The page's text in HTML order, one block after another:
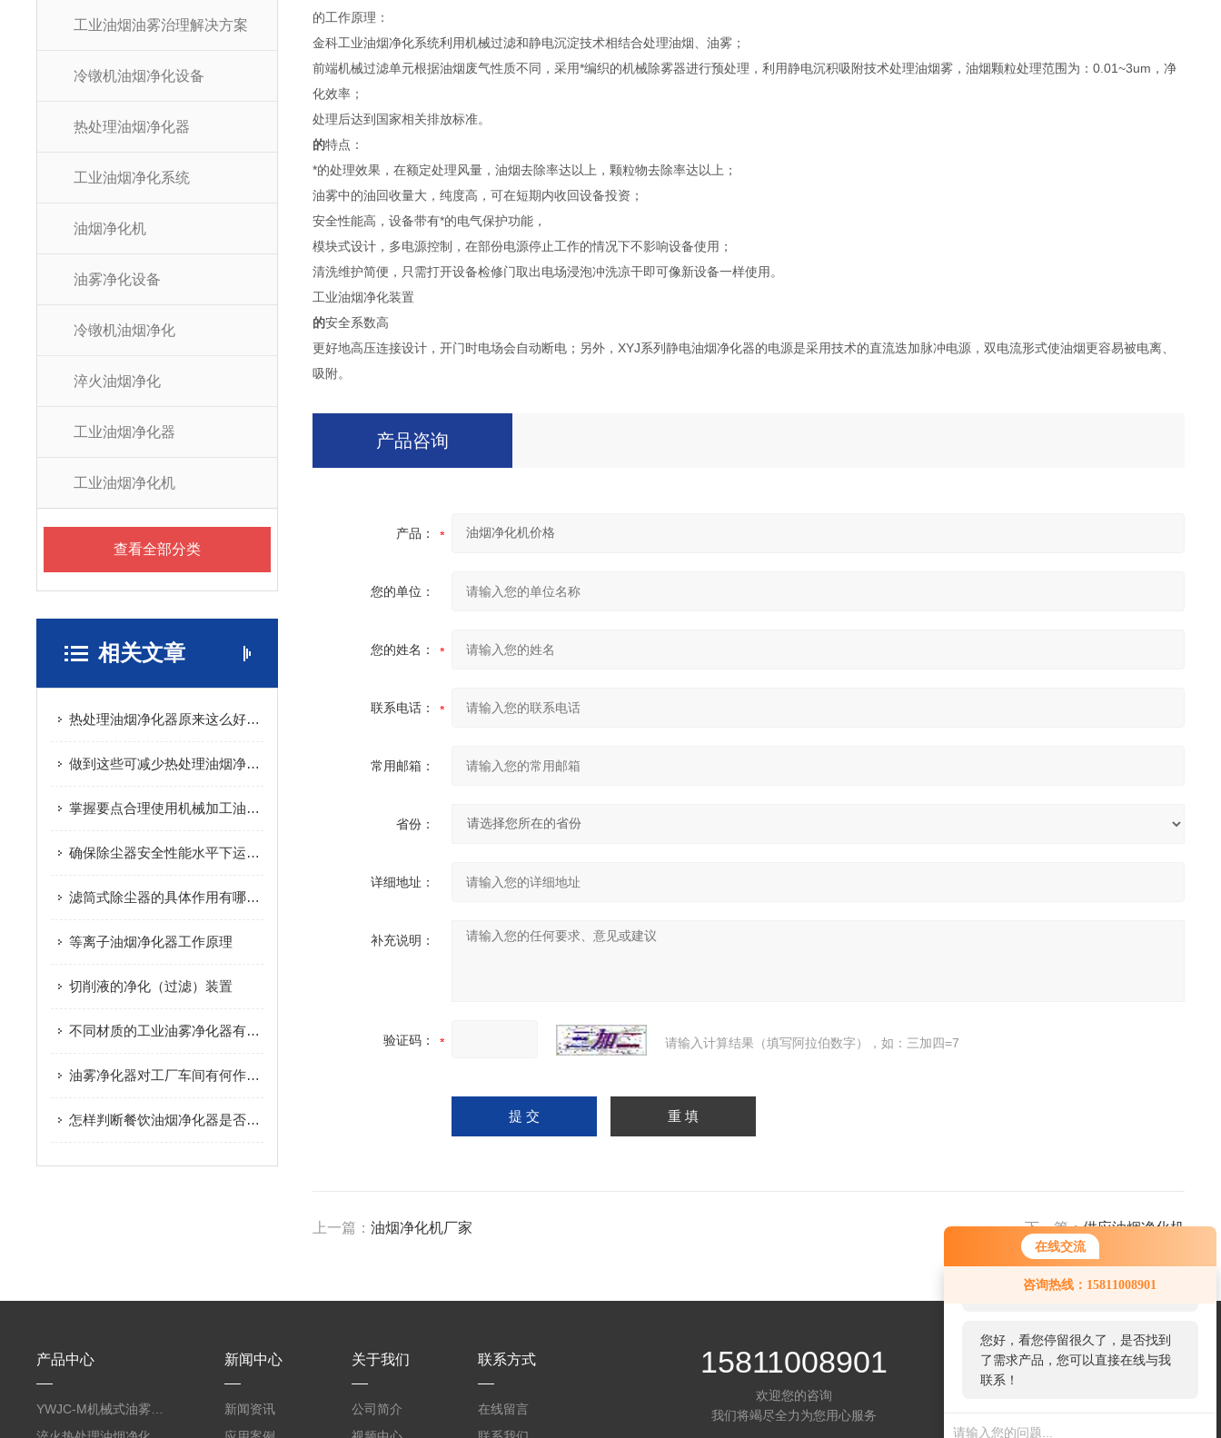
在线交流
咨询热线：15811008901
服务，请问您要咨询什么问题呢？
您好，看您停留很久了，是否找到
了需求产品，您可以直接在线与我
联系！
工业油烟油雾治理解决方案
冷镦机油烟净化设备
热处理油烟净化器
工业油烟净化系统
油烟净化机
油雾净化设备
冷镦机油烟净化
淬火油烟净化
工业油烟净化器
工业油烟净化机
查看全部分类
相关文章
热处理油烟净化器原来这么好用！
做到这些可减少热处理油烟净化器的故障发生！
掌握要点合理使用机械加工油雾净化设备
确保除尘器安全性能水平下运行的小贴士
滤筒式除尘器的具体作用有哪些？
等离子油烟净化器工作原理
切削液的净化（过滤）装置
不同材质的工业油雾净化器有何区别，怎么去选择呢？
油雾净化器对工厂车间有何作用？
怎样判断餐饮油烟净化器是否需要清洗，如何清洗？
的工作原理：
金科工业油烟净化系统利用机械过滤和静电沉淀技术相结合处理油烟、油雾；
前端机械过滤单元根据油烟废气性质不同，采用*编织的机械除雾器进行预处理，利用静电沉积吸附技术处理油烟雾，油烟颗粒处理范围为：0.01~3um，净
化效率；
处理后达到国家相关排放标准。
的特点：
*的处理效果，在额定处理风量，油烟去除率达以上，颗粒物去除率达以上；
油雾中的油回收量大，纯度高，可在短期内收回设备投资；
安全性能高，设备带有*的电气保护功能，
模块式设计，多电源控制，在部份电源停止工作的情况下不影响设备使用；
清洗维护简便，只需打开设备检修门取出电场浸泡冲洗凉干即可像新设备一样使用。
工业油烟净化装置
的安全系数高
更好地高压连接设计，开门时电场会自动断电；另外，XYJ系列静电油烟净化器的电源是采用技术的直流迭加脉冲电源，双电流形式使油烟更容易被电离、
吸附。
产品咨询
产品：
您的单位：
您的姓名：
联系电话：
常用邮箱：
省份：
详细地址：
补充说明：
验证码： 请输入计算结果（填写阿拉伯数字），如：三加四=7
上一篇： 油烟净化机厂家 下一篇：供应油烟净化机
产品中心 新闻中心
新闻资讯
关于我们
公司简介
联系方式
在线留言
15811008901
欢迎您的咨询
我们将竭尽全力为您用心服务